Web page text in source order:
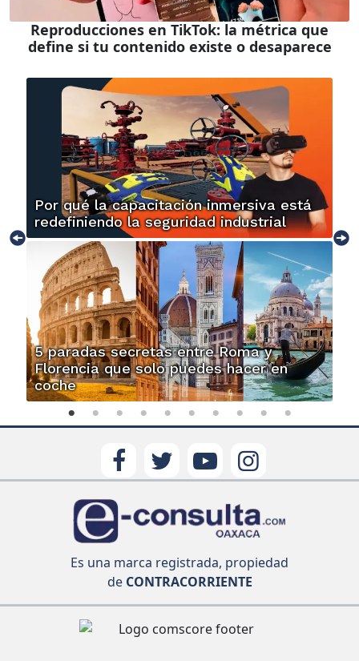
Reproducciones en TikTok: la métrica que
define si tu contenido existe o desaparece
Por qué la capacitación inmersiva está
redefiniendo la seguridad industrial
5 paradas secretas entre Roma y
Florencia que solo puedes hacer en
coche
Es una marca registrada, propiedad
deCONTRACORRIENTE